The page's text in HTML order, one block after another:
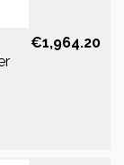
€1,964.20